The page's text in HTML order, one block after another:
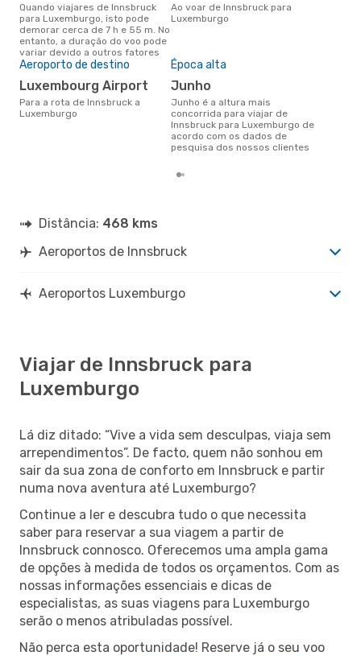
Quando viajares de Innsbruck
para Luxemburgo, isto pode
demorar cerca de 7 h e 55 m. No
entanto, a duração do voo pode
variar devido a outros fatores
Ao voar de Innsbruck para
Luxemburgo
Aeroporto de destino
Luxembourg Airport
Para a rota de Innsbruck a
Luxemburgo
Época alta
junho
junho é a altura mais
concorrida para viajar de
Innsbruck para Luxemburgo de
acordo com os dados de
pesquisa dos nossos clientes
Distância: 468 kms
Aeroportos de Innsbruck
Aeroportos Luxemburgo
Viajar de Innsbruck para
Luxemburgo
Lá diz ditado: “Vive a vida sem desculpas, viaja sem
arrependimentos”. De facto, quem não sonhou em
sair da sua zona de conforto em Innsbruck e partir
numa nova aventura até Luxemburgo?
Continue a ler e descubra tudo o que necessita
saber para reservar a sua viagem a partir de
Innsbruck connosco. Oferecemos uma ampla gama
de opções à medida de todos os orçamentos. Com as
nossas informações essenciais e dicas de
especialistas, as suas viagens para Luxemburgo
serão o menos atribuladas possível.
Não perca esta oportunidade! Reserve já o seu voo